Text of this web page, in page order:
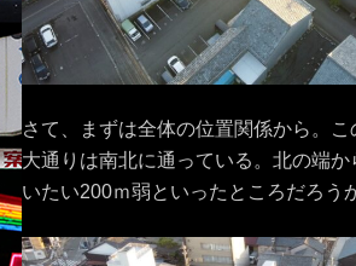
さて、まずは全体の位置関係から。こ
大通りは南北に通っている。北の端
いたい200ｍ弱といったところだろう